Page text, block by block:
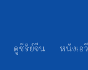
ดูซีรีย์จีน หนังเอวี